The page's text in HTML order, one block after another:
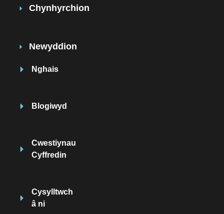
Chynhyrchion
Newyddion
Nghais
Blogiwyd
Cwestiynau
Cyffredin
Cysylltwch
â ni